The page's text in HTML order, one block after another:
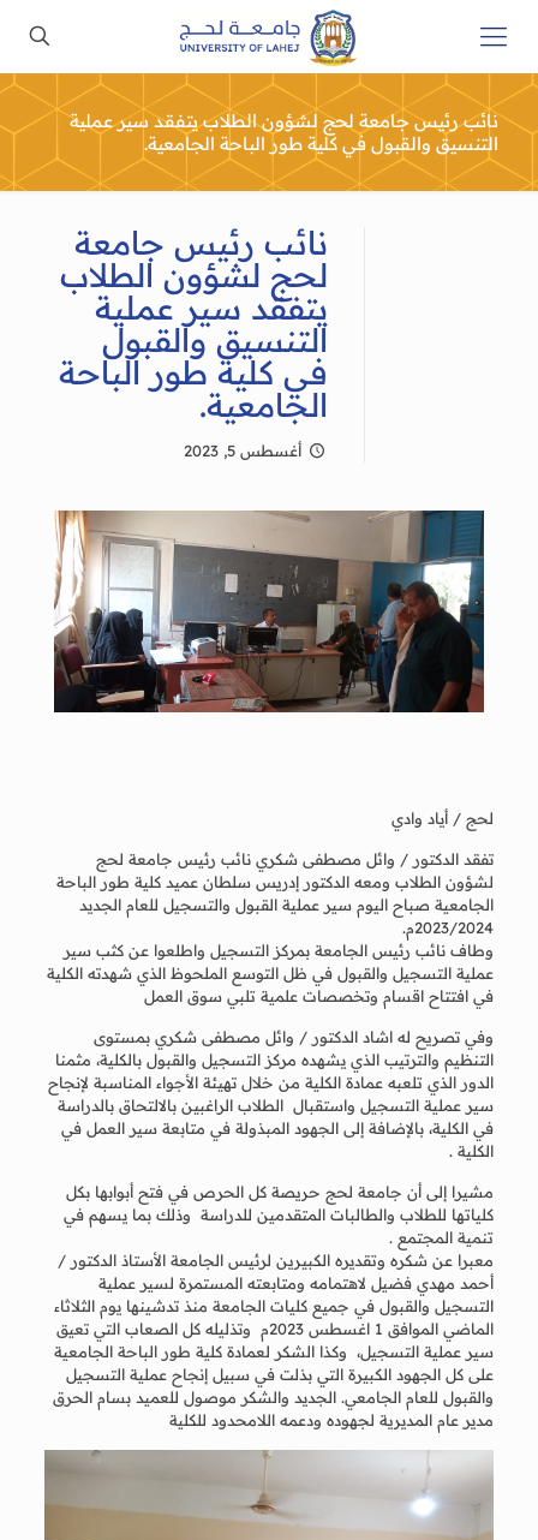
نائب رئيس جامعة لحج لشؤون الطلاب يتفقد سير عملية
التنسيق والقبول في كلية طور الباحة الجامعية.
نائب رئيس جامعة
لحج لشؤون الطلاب
يتفقد سير عملية
التنسيق والقبول
في كلية طور الباحة
الجامعية.
أغسطس 5, 2023
لحج / أياد وادي
تفقد الدكتور / وائل مصطفى شكري نائب رئيس جامعة لحج
لشؤون الطلاب ومعه الدكتور إدريس سلطان عميد كلية طور الباحة
الجامعية صباح اليوم سير عملية القبول والتسجيل للعام الجديد
2023/2024م.
وطاف نائب رئيس الجامعة بمركز التسجيل واطلعوا عن كثب سير
عملية التسجيل والقبول في ظل التوسع الملحوظ الذي شهدته الكلية
في افتتاح اقسام وتخصصات علمية تلبي سوق العمل
وفي تصريح له اشاد الدكتور / وائل مصطفى شكري بمستوى
التنظيم والترتيب الذي يشهده مركز التسجيل والقبول بالكلية، مثمنا
الدور الذي تلعبه عمادة الكلية من خلال تهيئة الأجواء المناسبة لإنجاح
سير عملية التسجيل واستقبال الطلاب الراغبين بالالتحاق بالدراسة
في الكلية، بالإضافة إلى الجهود المبذولة في متابعة سير العمل في
الكلية .
مشيرا إلى أن جامعة لحج حريصة كل الحرص في فتح أبوابها بكل
كلياتها للطلاب والطالبات المتقدمين للدراسة وذلك بما يسهم في
تنمية المجتمع .
معبرا عن شكره وتقديره الكبيرين لرئيس الجامعة الأستاذ الدكتور /
أحمد مهدي فضيل لاهتمامه ومتابعته المستمرة لسير عملية
التسجيل والقبول في جميع كليات الجامعة منذ تدشينها يوم الثلاثاء
الماضي الموافق 1 اغسطس 2023م وتذليله كل الصعاب التي تعيق
سير عملية التسجيل، وكذا الشكر لعمادة كلية طور الباحة الجامعية
على كل الجهود الكبيرة التي بذلت في سبيل إنجاح عملية التسجيل
والقبول للعام الجامعي. الجديد والشكر موصول للعميد بسام الحرق
مدير عام المديرية لجهوده ودعمه اللامحدود للكلية